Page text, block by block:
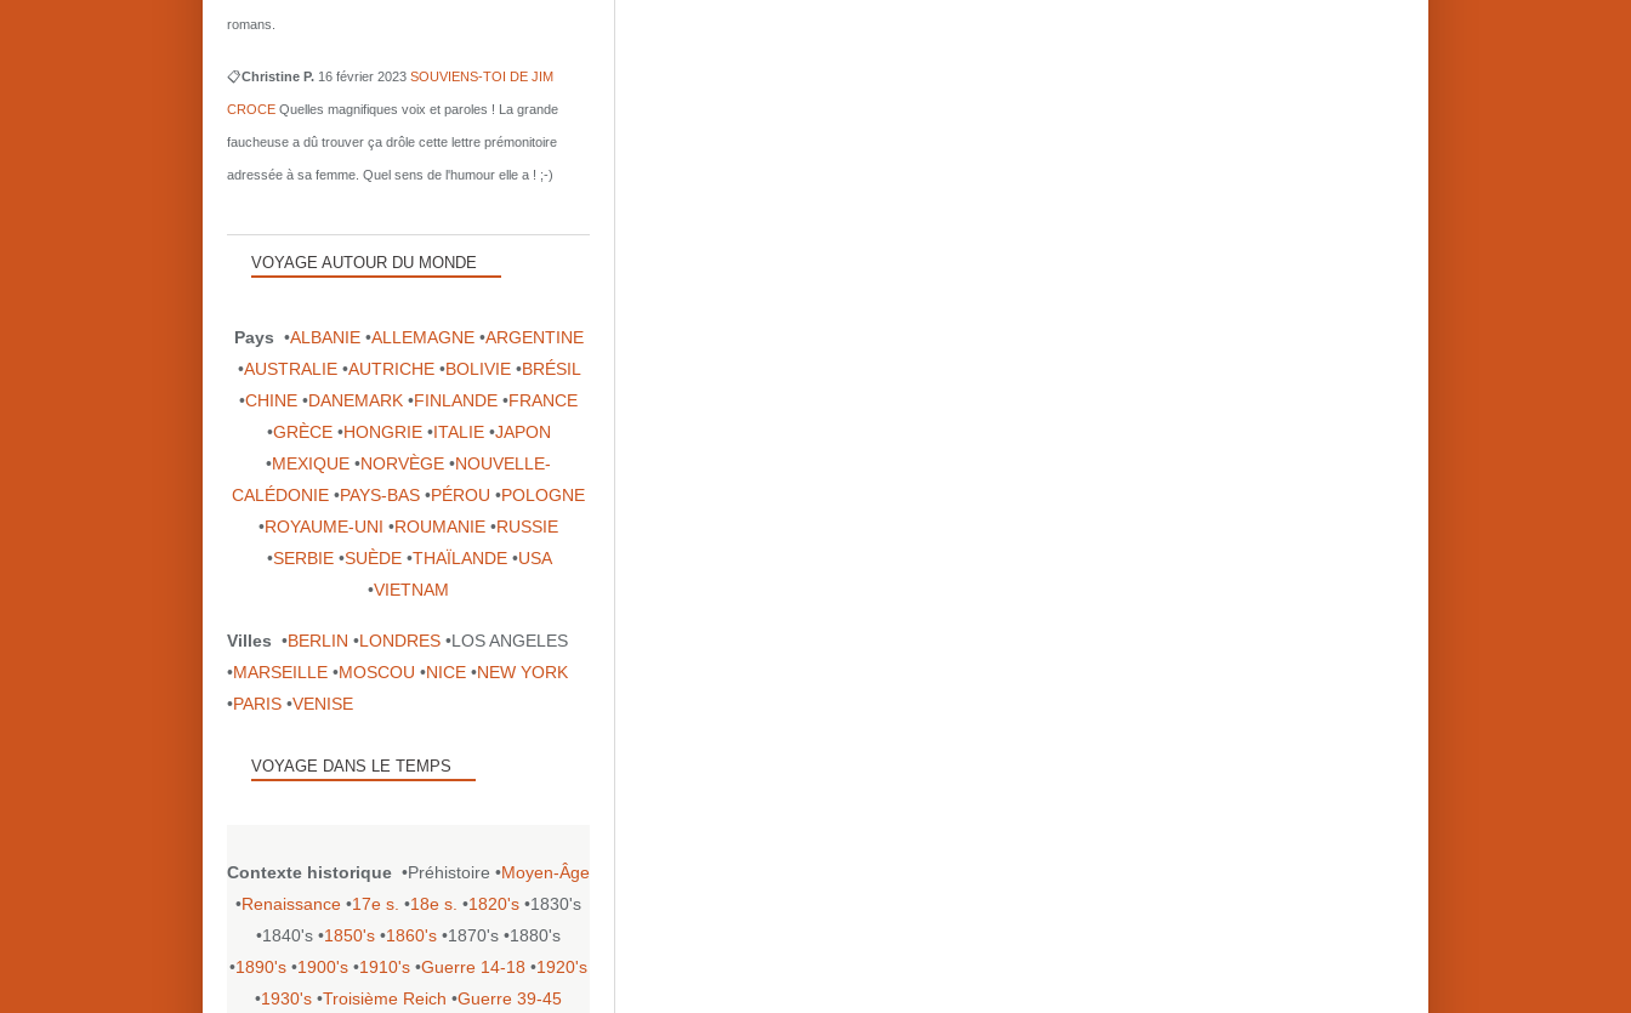
romans.
📋Christine P. 16 février 2023 SOUVIENS-TOI DE JIM
CROCE Quelles magnifiques voix et paroles ! La grande
faucheuse a dû trouver ça drôle cette lettre prémonitoire
adressée à sa femme. Quel sens de l'humour elle a ! ;-)
VOYAGE AUTOUR DU MONDE
Pays •ALBANIE•ALLEMAGNE•ARGENTINE
•AUSTRALIE•AUTRICHE•BOLIVIE•BRÉSIL
•CHINE •DANEMARK •FINLANDE •FRANCE
•GRÈCE•HONGRIE•ITALIE•JAPON
•MEXIQUE •NORVÈGE •NOUVELLE-
CALÉDONIE •PAYS-BAS •PÉROU •POLOGNE
•ROYAUME-UNI •ROUMANIE •RUSSIE
•SERBIE•SUÈDE•THAÏLANDE•USA
•VIETNAM
Villes •BERLIN •LONDRES •LOS ANGELES
•MARSEILLE •MOSCOU •NICE •NEW YORK
•PARIS •VENISE
VOYAGE DANS LE TEMPS
Contexte historique •Préhistoire •Moyen-Âge
•Renaissance •17e s. •18e s. •1820's •1830's
•1840's •1850's •1860's •1870's •1880's
•1890's •1900's •1910's •Guerre 14-18 •1920's
•1930's •Troisième Reich •Guerre 39-45